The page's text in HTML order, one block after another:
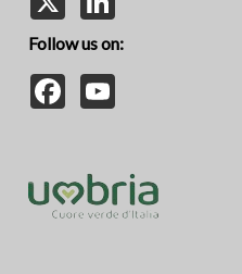
Follow us on:
Facebook